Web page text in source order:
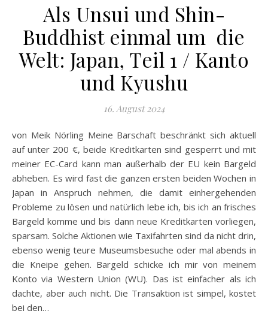
Als Unsui und Shin-
Buddhist einmal um die
Welt: Japan, Teil 1 / Kanto
und Kyushu
16. August 2024
von Meik Nörling Meine Barschaft beschränkt sich aktuell
auf unter 200 €, beide Kreditkarten sind gesperrt und mit
meiner EC-Card kann man außerhalb der EU kein Bargeld
abheben. Es wird fast die ganzen ersten beiden Wochen in
Japan in Anspruch nehmen, die damit einhergehenden
Probleme zu lösen und natürlich lebe ich, bis ich an frisches
Bargeld komme und bis dann neue Kreditkarten vorliegen,
sparsam. Solche Aktionen wie Taxifahrten sind da nicht drin,
ebenso wenig teure Museumsbesuche oder mal abends in
die Kneipe gehen. Bargeld schicke ich mir von meinem
Konto via Western Union (WU). Das ist einfacher als ich
dachte, aber auch nicht. Die Transaktion ist simpel, kostet
bei den…